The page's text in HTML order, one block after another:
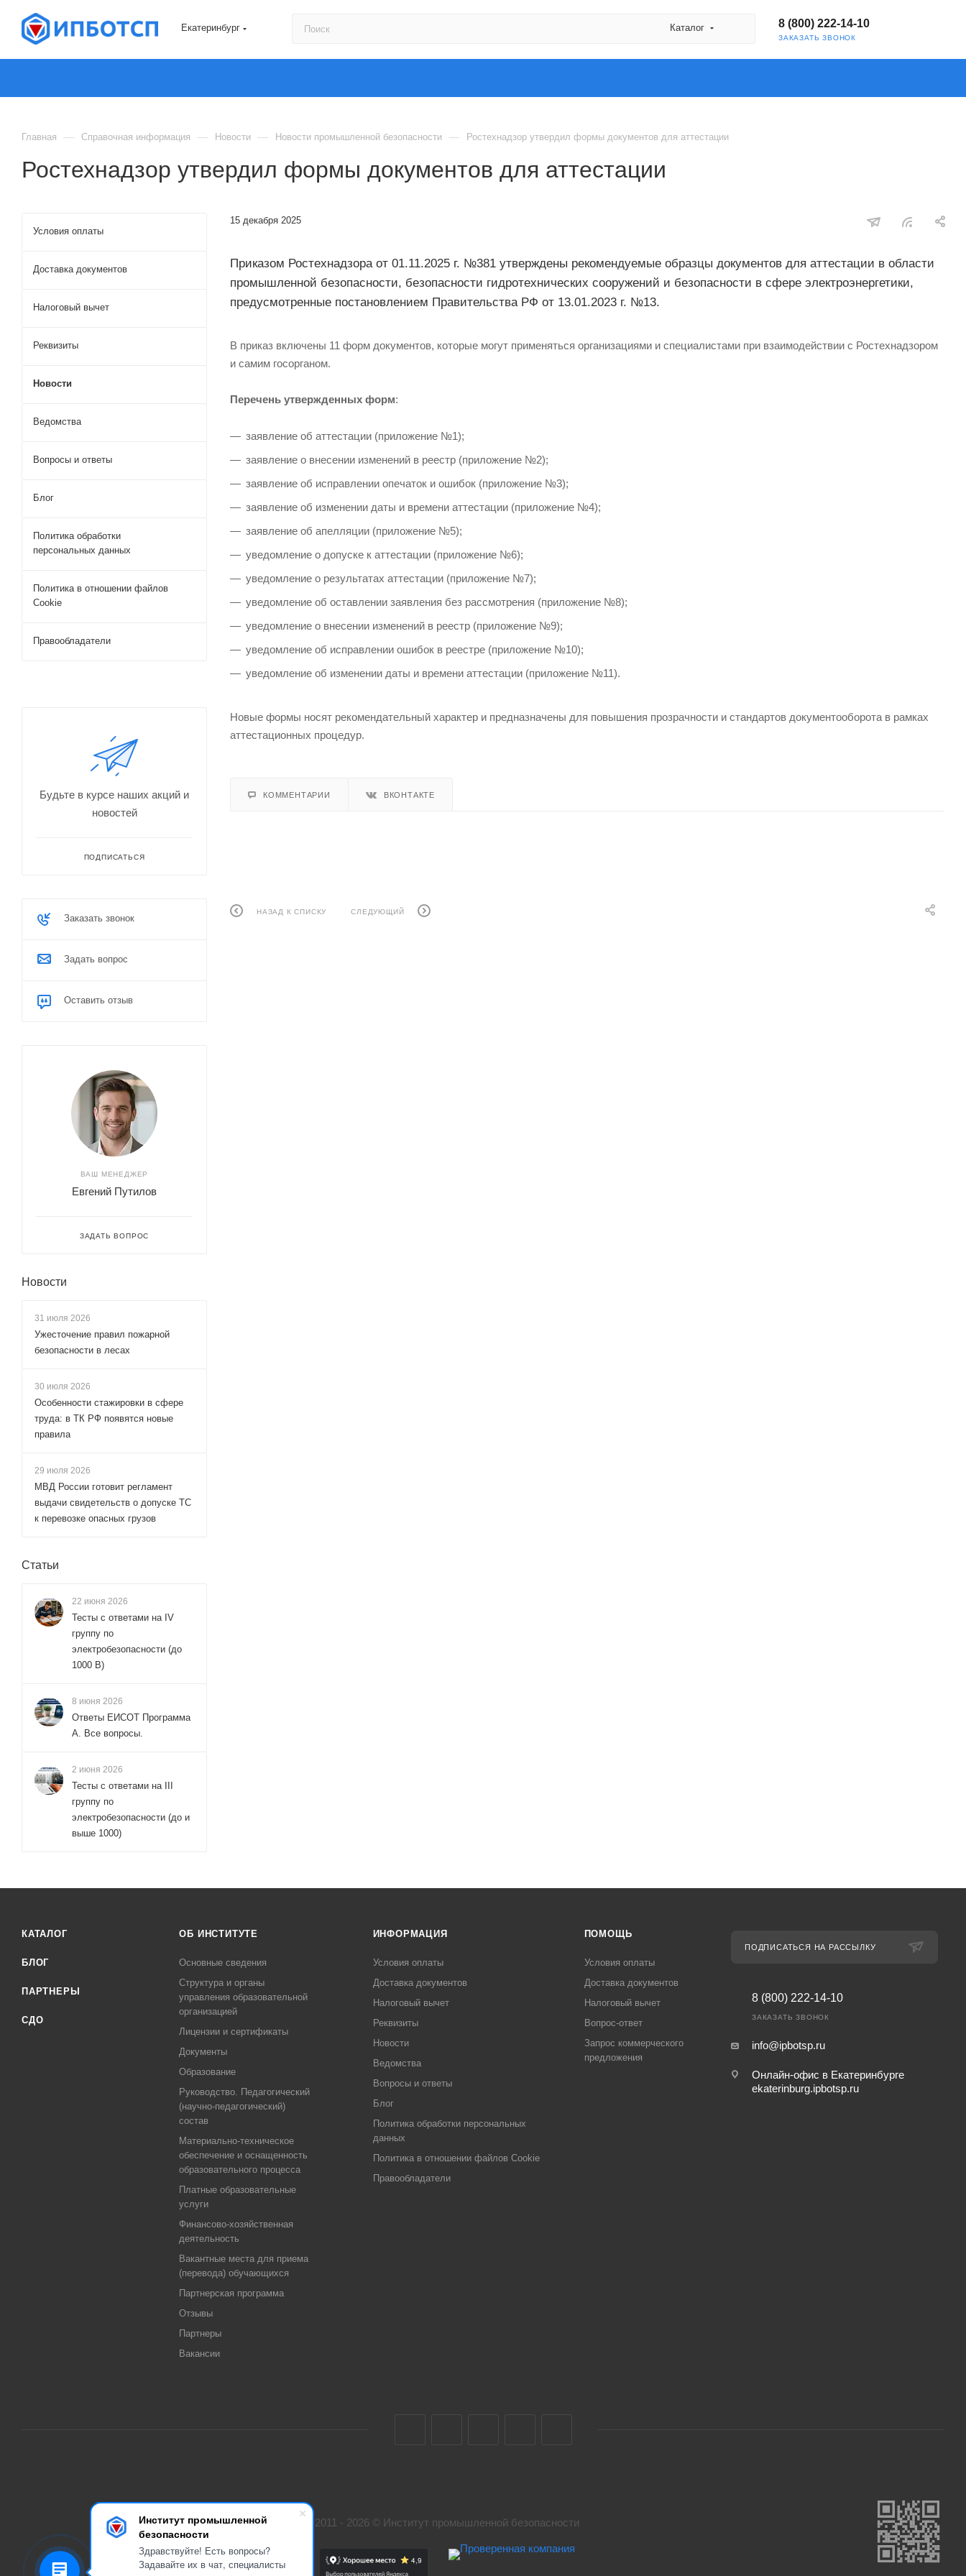
Институт промышленной
безопасности
Здравствуйте! Есть вопросы?
Задавайте их в чат, специалисты
Екатеринбург Каталог 8 (800) 222-14-10
ЗАКАЗАТЬ ЗВОНОК
Главная — Справочная информация — Новости — Новости промышленной безопасности — Ростехнадзор утвердил формы документов для аттестации
Ростехнадзор утвердил формы документов для аттестации
15 декабря 2025
Приказом Ростехнадзора от 01.11.2025 г. №381 утверждены рекомендуемые образцы документов для аттестации в области
промышленной безопасности, безопасности гидротехнических сооружений и безопасности в сфере электроэнергетики,
предусмотренные постановлением Правительства РФ от 13.01.2023 г. №13.
В приказ включены 11 форм документов, которые могут применяться организациями и специалистами при взаимодействии с Ростехнадзором
и самим госорганом.
Перечень утвержденных форм:
заявление об аттестации (приложение №1);
заявление о внесении изменений в реестр (приложение №2);
заявление об исправлении опечаток и ошибок (приложение №3);
заявление об изменении даты и времени аттестации (приложение №4);
заявление об апелляции (приложение №5);
уведомление о допуске к аттестации (приложение №6);
уведомление о результатах аттестации (приложение №7);
уведомление об оставлении заявления без рассмотрения (приложение №8);
уведомление о внесении изменений в реестр (приложение №9);
уведомление об исправлении ошибок в реестре (приложение №10);
уведомление об изменении даты и времени аттестации (приложение №11).
Новые формы носят рекомендательный характер и предназначены для повышения прозрачности и стандартов документооборота в рамках
аттестационных процедур.
КОММЕНТАРИИ ВКОНТАКТЕ
НАЗАД К СПИСКУ СЛЕДУЮЩИЙ
Условия оплаты
Доставка документов
Налоговый вычет
Реквизиты
Новости
Ведомства
Вопросы и ответы
Блог
Политика обработки
персональных данных
Политика в отношении файлов
Cookie
Правообладатели
Будьте в курсе наших акций и
новостей
ПОДПИСАТЬСЯ
Заказать звонок
Задать вопрос
Оставить отзыв
ВАШ МЕНЕДЖЕР
Евгений Путилов
ЗАДАТЬ ВОПРОС
Новости
31 июля 2026
Ужесточение правил пожарной
безопасности в лесах
30 июля 2026
Особенности стажировки в сфере
труда: в ТК РФ появятся новые
правила
29 июля 2026
МВД России готовит регламент
выдачи свидетельств о допуске ТС
к перевозке опасных грузов
Статьи
22 июня 2026
Тесты с ответами на IV
группу по
электробезопасности (до
1000 В)
8 июня 2026
Ответы ЕИСОТ Программа
А. Все вопросы.
2 июня 2026
Тесты с ответами на III
группу по
электробезопасности (до и
выше 1000)
КАТАЛОГ
БЛОГ
ПАРТНЕРЫ
СДО
ОБ ИНСТИТУТЕ
Основные сведения
Структура и органы
управления образовательной
организацией
Лицензии и сертификаты
Документы
Образование
Руководство. Педагогический
(научно-педагогический)
состав
Материально-техническое
обеспечение и оснащенность
образовательного процесса
Платные образовательные
услуги
Финансово-хозяйственная
деятельность
Вакантные места для приема
(перевода) обучающихся
Партнерская программа
Отзывы
Партнеры
Вакансии
ИНФОРМАЦИЯ
Условия оплаты
Доставка документов
Налоговый вычет
Реквизиты
Новости
Ведомства
Вопросы и ответы
Блог
Политика обработки персональных
данных
Политика в отношении файлов Cookie
Правообладатели
ПОМОЩЬ
Условия оплаты
Доставка документов
Налоговый вычет
Вопрос-ответ
Запрос коммерческого
предложения
ПОДПИСАТЬСЯ НА РАССЫЛКУ
8 (800) 222-14-10
ЗАКАЗАТЬ ЗВОНОК
info@ipbotsp.ru
Онлайн-офис в Екатеринбурге
ekaterinburg.ipbotsp.ru
2011 - 2026 © Институт промышленной безопасности